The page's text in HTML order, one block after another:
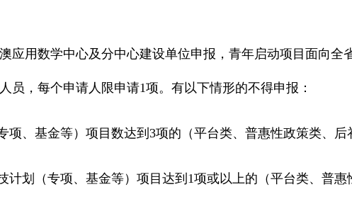
用数学中心及分中心建设单位申报，青年启动项目面向全
员，每个申请人限申请1项。有以下情形的不得申报：
基金等）项目数达到3项的（平台类、普惠性政策类、后
（专项、基金等）项目达到1项或以上的（平台类、普惠